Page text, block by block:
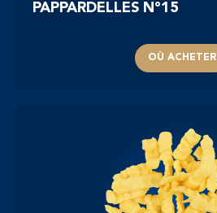
PAPPARDELLES N°15
OÙ ACHETER